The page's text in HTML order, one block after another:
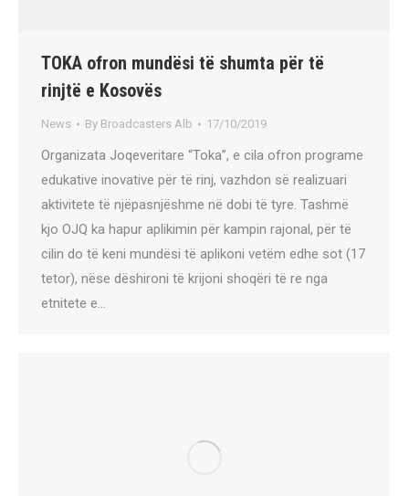
TOKA ofron mundësi të shumta për të
rinjtë e Kosovës
News By Broadcasters Alb 17/10/2019
Organizata Joqeveritare “Toka”, e cila ofron programe
edukative inovative për tё rinj, vazhdon së realizuari
aktivitete të njëpasnjëshme në dobi të tyre. Tashmë
kjo OJQ ka hapur aplikimin për kampin rajonal, për të
cilin do të keni mundësi të aplikoni vetëm edhe sot (17
tetor), nëse dëshironi të krijoni shoqëri të re nga
etnitete e…